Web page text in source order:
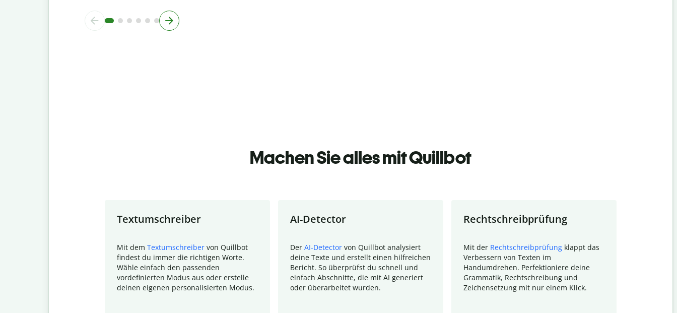
Machen Sie alles mit Quillbot
Textumschreiber
Mit dem Textumschreiber von Quillbot
findest du immer die richtigen Worte.
Wähle einfach den passenden
vordefinierten Modus aus oder erstelle
deinen eigenen personalisierten Modus.
AI-Detector
Der AI-Detector von Quillbot analysiert
deine Texte und erstellt einen hilfreichen
Bericht. So überprüfst du schnell und
einfach Abschnitte, die mit AI generiert
oder überarbeitet wurden.
Rechtschreibprüfung
Mit der Rechtschreibprüfung klappt das
Verbessern von Texten im
Handumdrehen. Perfektioniere deine
Grammatik, Rechtschreibung und
Zeichensetzung mit nur einem Klick.